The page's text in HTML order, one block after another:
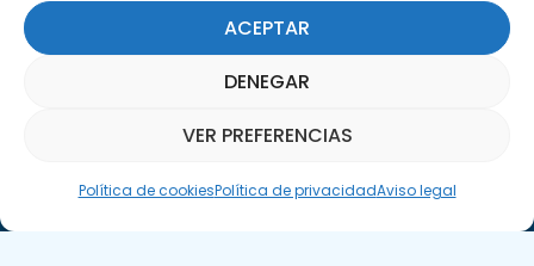
ACEPTAR
DENEGAR
VER PREFERENCIAS
Política de cookiesPolítica de privacidadAviso legal
Suscríbete a nuestra Newsletter
SUSCRÍBETE AQUÍ